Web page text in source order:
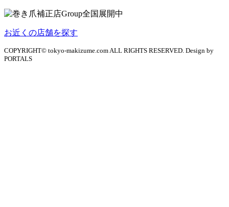
お近くの店舗を探す
COPYRIGHT© tokyo-makizume.com ALL RIGHTS RESERVED. Design by
PORTALS